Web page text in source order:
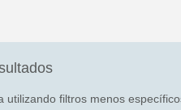
filtros menos